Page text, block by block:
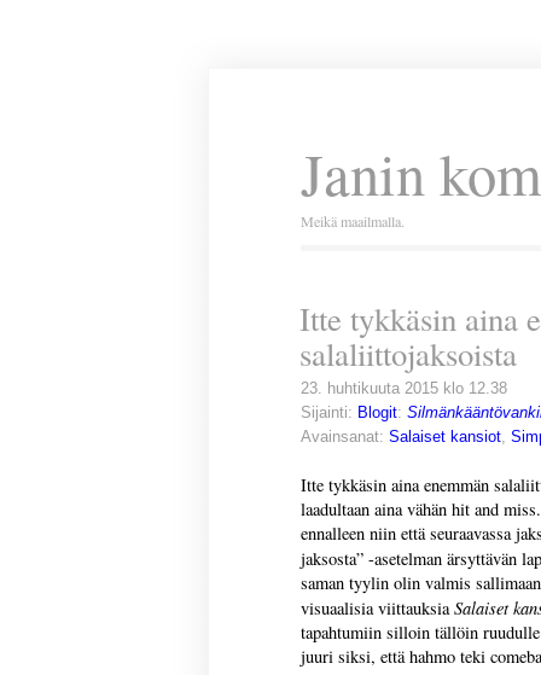
Janin
Meikä maailmalla.
Itte tykkäsin aina
salaliittojaksoista
23. huhtikuuta 2015 klo 12.38
Sijainti: Blogit:
Avainsanat: Salaiset kansiot,
Itte tykkäsin aina enemmän
laadultaan aina vähän hit and
ennalleen niin että seuraavassa
jaksosta” -asetelman ärsyttävän
saman tyylin olin valmis
visuaalisia viittauksiaSalaiset
tapahtumiin silloin tällöin
juuri siksi, että hahmo teki